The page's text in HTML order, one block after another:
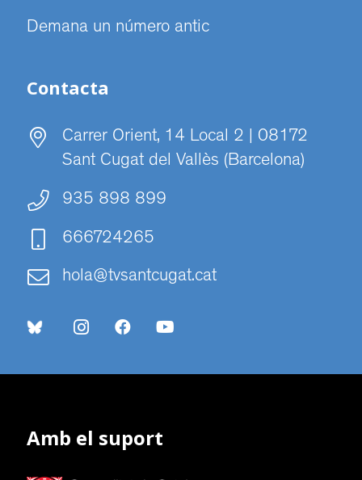
Demana un número antic
Contacta
Carrer Orient, 14 Local 2 | 08172
Sant Cugat del Vallès (Barcelona)
935 898 899
666724265
hola@tvsantcugat.cat
Amb el suport